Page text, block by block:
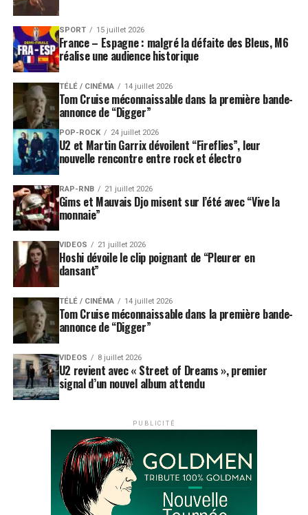
SPORT 15 juillet 2026
France – Espagne : malgré la défaite des Bleus, M6
réalise une audience historique
TÉLÉ / CINÉMA 14 juillet 2026
Tom Cruise méconnaissable dans la première bande-
annonce de “Digger”
POP-ROCK 24 juillet 2026
U2 et Martin Garrix dévoilent “Fireflies”, leur
nouvelle rencontre entre rock et électro
RAP-RNB 21 juillet 2026
Gims et Mauvais Djo misent sur l’été avec “Vive la
monnaie”
VIDEOS 21 juillet 2026
Hoshi dévoile le clip poignant de “Pleurer en
dansant”
TÉLÉ / CINÉMA 14 juillet 2026
Tom Cruise méconnaissable dans la première bande-
annonce de “Digger”
VIDEOS 8 juillet 2026
U2 revient avec « Street of Dreams », premier
signal d’un nouvel album attendu
PUBLICITÉ